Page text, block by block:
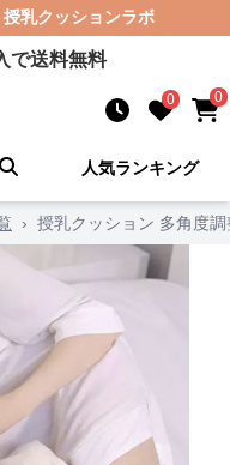
授乳クッションラボ
で送料無料
0 0
人気ランキング
› 授乳クッション 多角度